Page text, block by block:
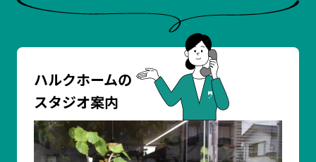
ハルクホームの
スタジオ案内